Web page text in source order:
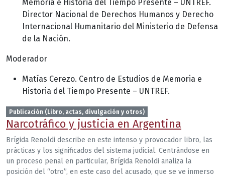
Memoria e Historia del Tiempo Presente – UNTREF.
Director Nacional de Derechos Humanos y Derecho
Internacional Humanitario del Ministerio de Defensa
de la Nación.
Moderador
Matías Cerezo. Centro de Estudios de Memoria e
Historia del Tiempo Presente – UNTREF.
Publicación (Libro, actas, divulgación y otros)
Narcotráfico y justicia en Argentina
Brígida Renoldi describe en este intenso y provocador libro, las
prácticas y los significados del sistema judicial. Centrándose en
un proceso penal en particular, Brígida Renoldi analiza la
posición del “otro”, en este caso del acusado, que se ve inmerso